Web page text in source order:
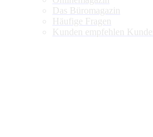
Das Büromagazin
Häufige Fragen
Kunden empfehlen Kunden